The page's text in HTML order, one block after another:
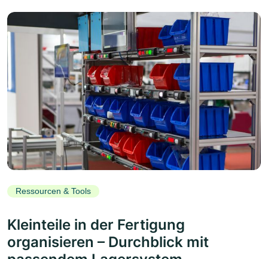
Ressourcen & Tools
Kleinteile in der Fertigung
organisieren – Durchblick mit